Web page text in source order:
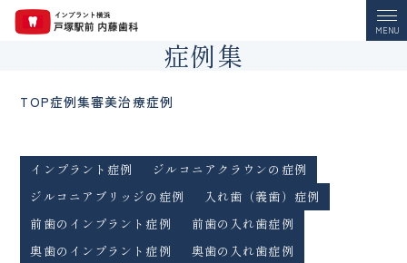
MENU
症例集
TOP症例集審美治療症例
インプラント症例
ジルコニアクラウンの症例
ジルコニアブリッジの症例
入れ歯（義歯）症例
前歯のインプラント症例
前歯の入れ歯症例
奥歯のインプラント症例
奥歯の入れ歯症例